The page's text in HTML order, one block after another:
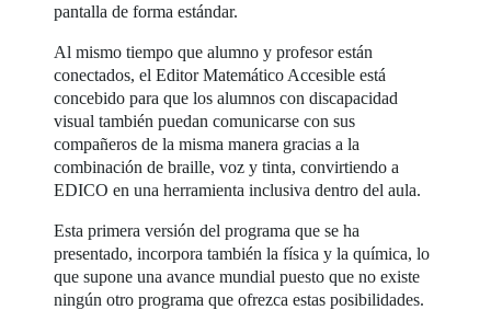
pantalla de forma estándar.
Al mismo tiempo que alumno y profesor están
conectados, el Editor Matemático Accesible está
concebido para que los alumnos con discapacidad
visual también puedan comunicarse con sus
compañeros de la misma manera gracias a la
combinación de braille, voz y tinta, convirtiendo a
EDICO en una herramienta inclusiva dentro del aula.
Esta primera versión del programa que se ha
presentado, incorpora también la física y la química, lo
que supone una avance mundial puesto que no existe
ningún otro programa que ofrezca estas posibilidades.